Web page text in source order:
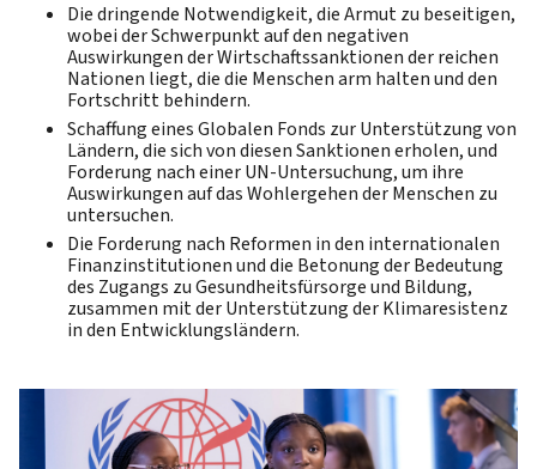
Die dringende Notwendigkeit, die Armut zu beseitigen,
wobei der Schwerpunkt auf den negativen
Auswirkungen der Wirtschaftssanktionen der reichen
Nationen liegt, die die Menschen arm halten und den
Fortschritt behindern.
Schaffung eines Globalen Fonds zur Unterstützung von
Ländern, die sich von diesen Sanktionen erholen, und
Forderung nach einer UN-Untersuchung, um ihre
Auswirkungen auf das Wohlergehen der Menschen zu
untersuchen.
Die Forderung nach Reformen in den internationalen
Finanzinstitutionen und die Betonung der Bedeutung
des Zugangs zu Gesundheitsfürsorge und Bildung,
zusammen mit der Unterstützung der Klimaresistenz
in den Entwicklungsländern.